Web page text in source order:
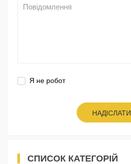
Я не робот
НАДІСЛАТИ
СПИСОК КАТЕГОРІЙ